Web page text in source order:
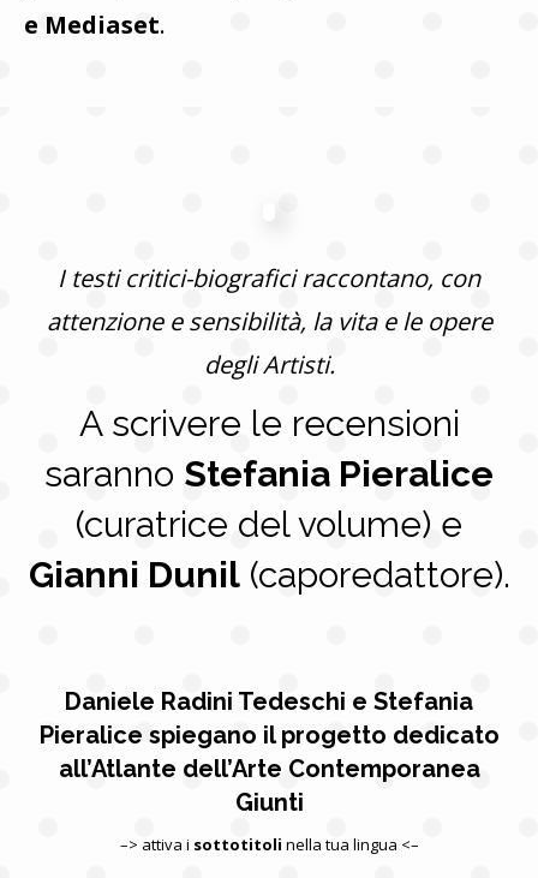
e Mediaset.
I testi critici-biografici raccontano, con
attenzione e sensibilità, la vita e le opere
degli Artisti.
A scrivere le recensioni
saranno Stefania Pieralice
(curatrice del volume) e
Gianni Dunil(caporedattore).
Daniele Radini Tedeschi e Stefania
Pieralice spiegano il progetto dedicato
all’Atlante dell’Arte Contemporanea
Giunti
–> attiva i sottotitoli nella tua lingua <–